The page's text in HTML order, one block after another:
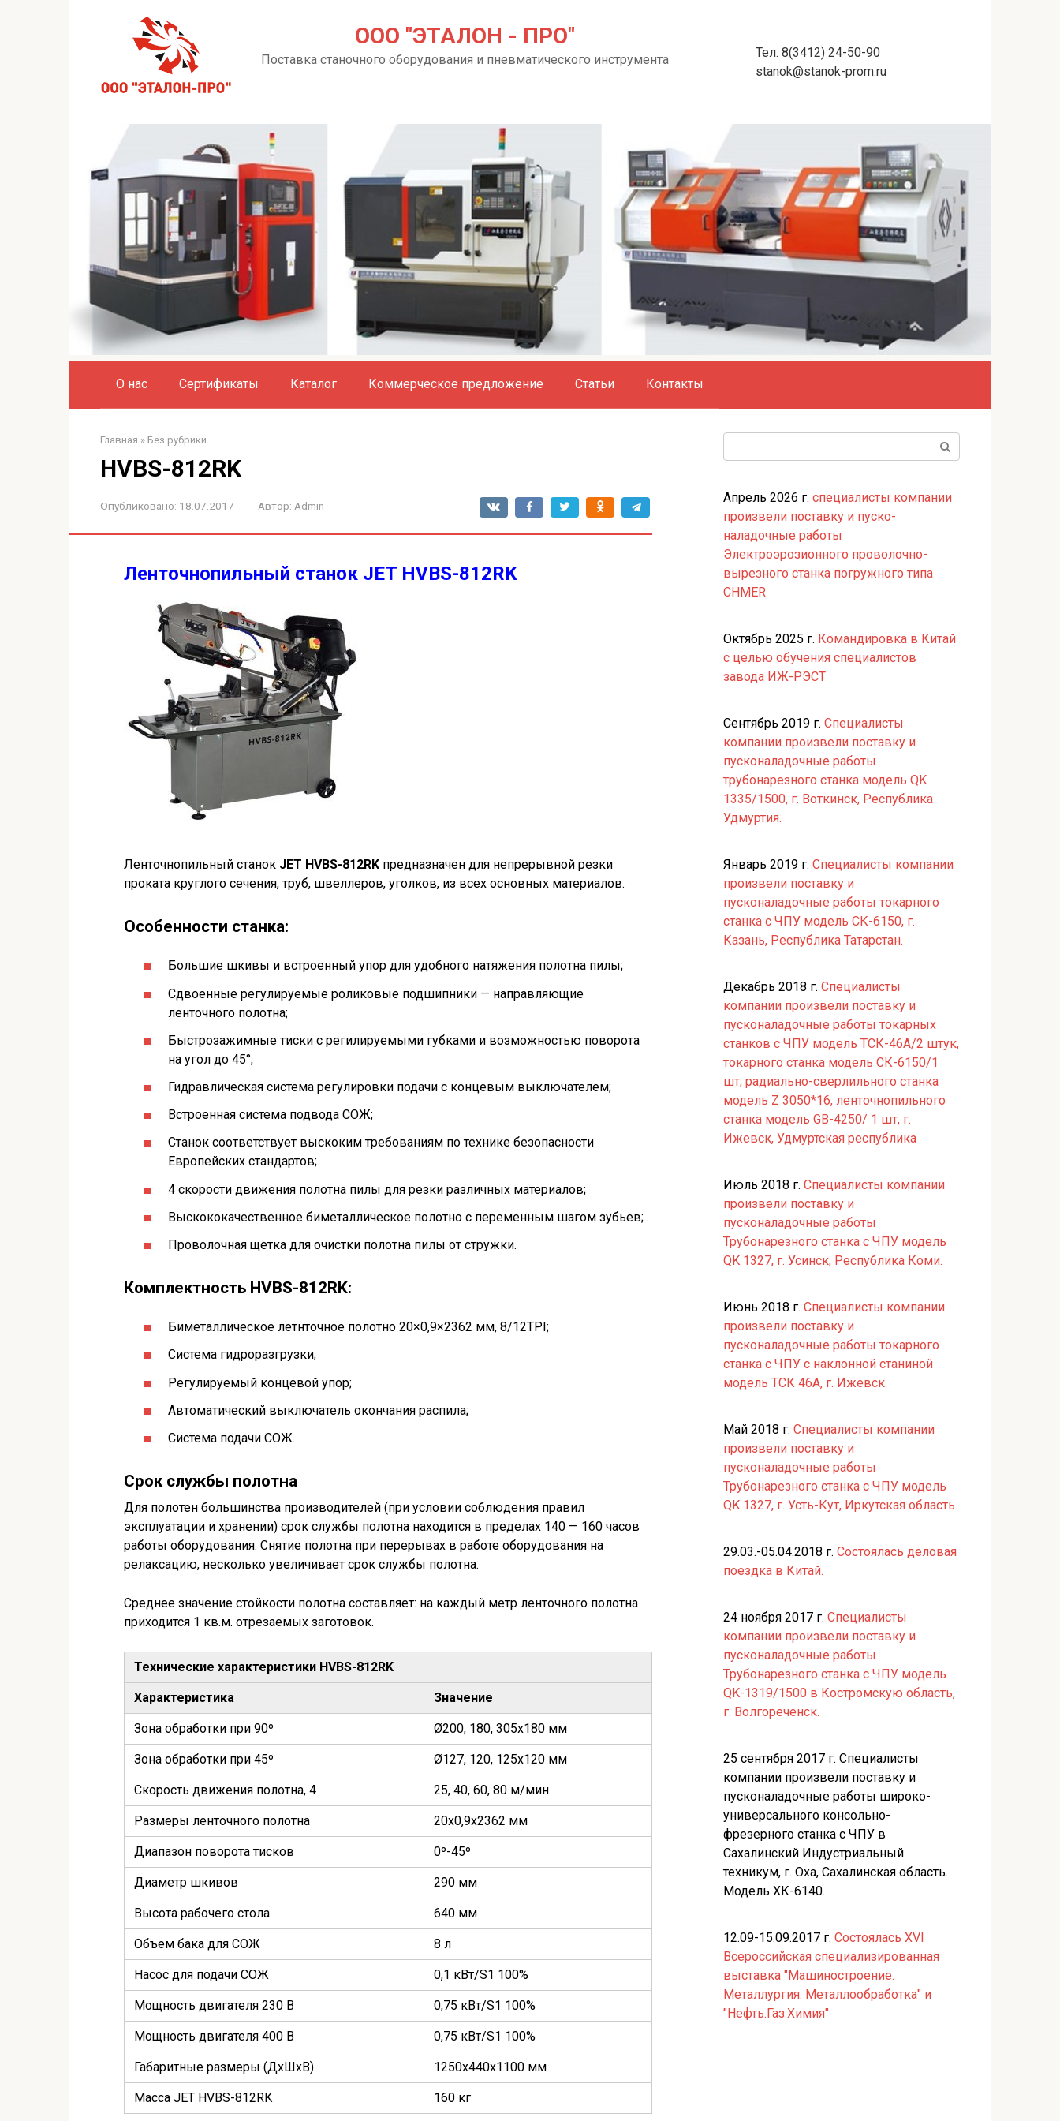
ООО "ЭТАЛОН - ПРО"
Поставка станочного оборудования и пневматического инструмента
Тел. 8(3412) 24-50-90
stanok@stanok-prom.ru
О нас Сертификаты Каталог Коммерческое предложение Статьи Контакты
Главная » Без рубрики
HVBS-812RK
Опубликовано: 18.07.2017 Автор: Admin
Ленточнопильный станок JET HVBS-812RK
Ленточнопильный станок JET HVBS-812RK предназначен для непрерывной резки
проката круглого сечения, труб, швеллеров, уголков, из всех основных материалов.
Особенности станка:
Большие шкивы и встроенный упор для удобного натяжения полотна пилы;
Сдвоенные регулируемые роликовые подшипники — направляющие
ленточного полотна;
Быстрозажимные тиски с регилируемыми губками и возможностью поворота
на угол до 45°;
Гидравлическая система регулировки подачи с концевым выключателем;
Встроенная система подвода СОЖ;
Станок соответствует выскоким требованиям по технике безопасности
Европейских стандартов;
4 скорости движения полотна пилы для резки различных материалов;
Выскококачественное биметаллическое полотно с переменным шагом зубьев;
Проволочная щетка для очистки полотна пилы от стружки.
Комплектность HVBS-812RK:
Биметаллическое летнточное полотно 20×0,9×2362 мм, 8/12TPI;
Система гидроразгрузки;
Регулируемый концевой упор;
Автоматический выключатель окончания распила;
Система подачи СОЖ.
Срок службы полотна
Для полотен большинства производителей (при условии соблюдения правил
эксплуатации и хранении) срок службы полотна находится в пределах 140 — 160 часов
работы оборудования. Снятие полотна при перерывах в работе оборудования на
релаксацию, несколько увеличивает срок службы полотна.
Среднее значение стойкости полотна составляет: на каждый метр ленточного полотна
приходится 1 кв.м. отрезаемых заготовок.
Технические характеристики HVBS-812RK
Характеристика Значение
Зона обработки при 90º Ø200, 180, 305х180 мм
Зона обработки при 45º Ø127, 120, 125х120 мм
Скорость движения полотна, 4 25, 40, 60, 80 м/мин
Размеры ленточного полотна 20х0,9х2362 мм
Диапазон поворота тисков 0º-45º
Диаметр шкивов 290 мм
Высота рабочего стола 640 мм
Объем бака для СОЖ 8 л
Насос для подачи СОЖ 0,1 кВт/S1 100%
Мощность двигателя 230 В 0,75 кВт/S1 100%
Мощность двигателя 400 В 0,75 кВт/S1 100%
Габаритные размеры (ДхШхВ) 1250х440х1100 мм
Масса JET HVBS-812RK 160 кг
Апрель 2026 г. специалисты компании
произвели поставку и пуско-
наладочные работы
Электроэрозионного проволочно-
вырезного станка погружного типа
CHMER
Октябрь 2025 г. Командировка в Китай
с целью обучения специалистов
завода ИЖ-РЭСТ
Сентябрь 2019 г. Специалисты
компании произвели поставку и
пусконаладочные работы
трубонарезного станка модель QK
1335/1500, г. Воткинск, Республика
Удмуртия.
Январь 2019 г. Специалисты компании
произвели поставку и
пусконаладочные работы токарного
станка с ЧПУ модель СК-6150, г.
Казань, Республика Татарстан.
Декабрь 2018 г. Специалисты
компании произвели поставку и
пусконаладочные работы токарных
станков с ЧПУ модель ТСК-46А/2 штук,
токарного станка модель СК-6150/1
шт, радиально-сверлильного станка
модель Z 3050*16, ленточнопильного
станка модель GB-4250/ 1 шт, г.
Ижевск, Удмуртская республика
Июль 2018 г. Специалисты компании
произвели поставку и
пусконаладочные работы
Трубонарезного станка с ЧПУ модель
QK 1327, г. Усинск, Республика Коми.
Июнь 2018 г. Специалисты компании
произвели поставку и
пусконаладочные работы токарного
станка с ЧПУ с наклонной станиной
модель ТСК 46А, г. Ижевск.
Май 2018 г. Специалисты компании
произвели поставку и
пусконаладочные работы
Трубонарезного станка с ЧПУ модель
QK 1327, г. Усть-Кут, Иркутская область.
29.03.-05.04.2018 г. Состоялась деловая
поездка в Китай.
24 ноября 2017 г. Специалисты
компании произвели поставку и
пусконаладочные работы
Трубонарезного станка с ЧПУ модель
QK-1319/1500 в Костромскую область,
г. Волгореченск.
25 сентября 2017 г. Специалисты
компании произвели поставку и
пусконаладочные работы широко-
универсального консольно-
фрезерного станка с ЧПУ в
Сахалинский Индустриальный
техникум, г. Оха, Сахалинская область.
Модель ХК-6140.
12.09-15.09.2017 г. Состоялась XVI
Всероссийская специализированная
выставка "Машиностроение.
Металлургия. Металлообработка" и
"Нефть.Газ.Химия"